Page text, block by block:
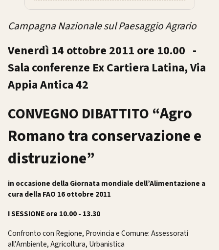
Campagna Nazionale sul Paesaggio Agrario
Venerdì 14 ottobre 2011 ore 10.00 -
Sala conferenze Ex Cartiera Latina, Via
Appia Antica 42
CONVEGNO DIBATTITO “Agro
Romano tra conservazione e
distruzione”
in occasione della Giornata mondiale dell’Alimentazione a
cura della FAO 16 ottobre 2011
I SESSIONE ore 10.00 - 13.30
Confronto con Regione, Provincia e Comune: Assessorati
all’Ambiente, Agricoltura, Urbanistica